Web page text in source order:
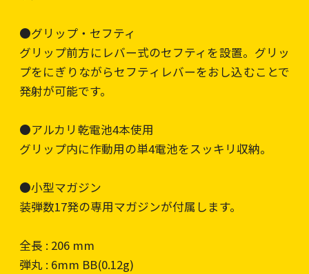
●グリップ・セフティ
グリップ前方にレバー式のセフティを設置。グリッ
プをにぎりながらセフティレバーをおし込むことで
発射が可能です。
●アルカリ乾電池4本使用
グリップ内に作動用の単4電池をスッキリ収納。
●小型マガジン
装弾数17発の専用マガジンが付属します。
全長 : 206 mm
弾丸 : 6mm BB(0.12g)